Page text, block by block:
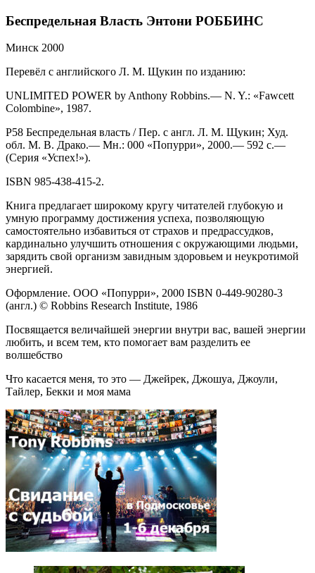
Беспредельная Власть Энтони РОББИНС
Минск 2000
Перевёл с английского Л. М. Щукин по изданию:
UNLIMITED POWER by Anthony Robbins.— N. Y.: «Fawcett
Colombine», 1987.
Р58 Беспредельная власть / Пер. с англ. Л. М. Щукин; Худ.
обл. М. В. Драко.— Мн.: 000 «Попурри», 2000.— 592 с.—
(Серия «Успех!»).
ISBN 985-438-415-2.
Книга предлагает широкому кругу читателей глубокую и
умную программу достижения успеха, позволяющую
самостоятельно избавиться от страхов и предрассудков,
кардинально улучшить отношения с окружающими людьми,
зарядить свой организм завидным здоровьем и неукротимой
энергией.
Оформление. ООО «Попурри», 2000 ISBN 0-449-90280-3
(англ.) © Robbins Research Institute, 1986
Посвящается величайшей энергии внутри вас, вашей энергии
любить, и всем тем, кто помогает вам разделить ее
волшебство
Что касается меня, то это — Джейрек, Джошуа, Джоули,
Тайлер, Бекки и моя мама